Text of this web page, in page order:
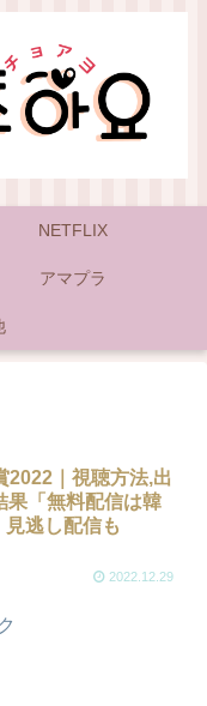
NETFLIX
アマプラ
2022｜視聴方法,出
果「無料配信は韓
逃し配信も
2022.12.29